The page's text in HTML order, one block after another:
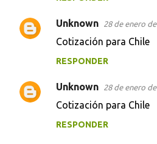
Unknown 28 de enero
Cotización para Chile
RESPONDER
Unknown 28 de enero
Cotización para Chile
RESPONDER